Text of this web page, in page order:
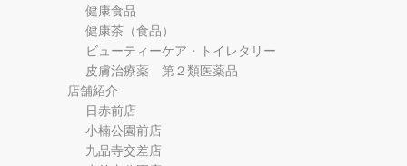
健康食品
健康茶（食品）
ビューティーケア・トイレタリー
皮膚治療薬 第２類医薬品
店舗紹介
日赤前店
小楠公園前店
九品寺交差店